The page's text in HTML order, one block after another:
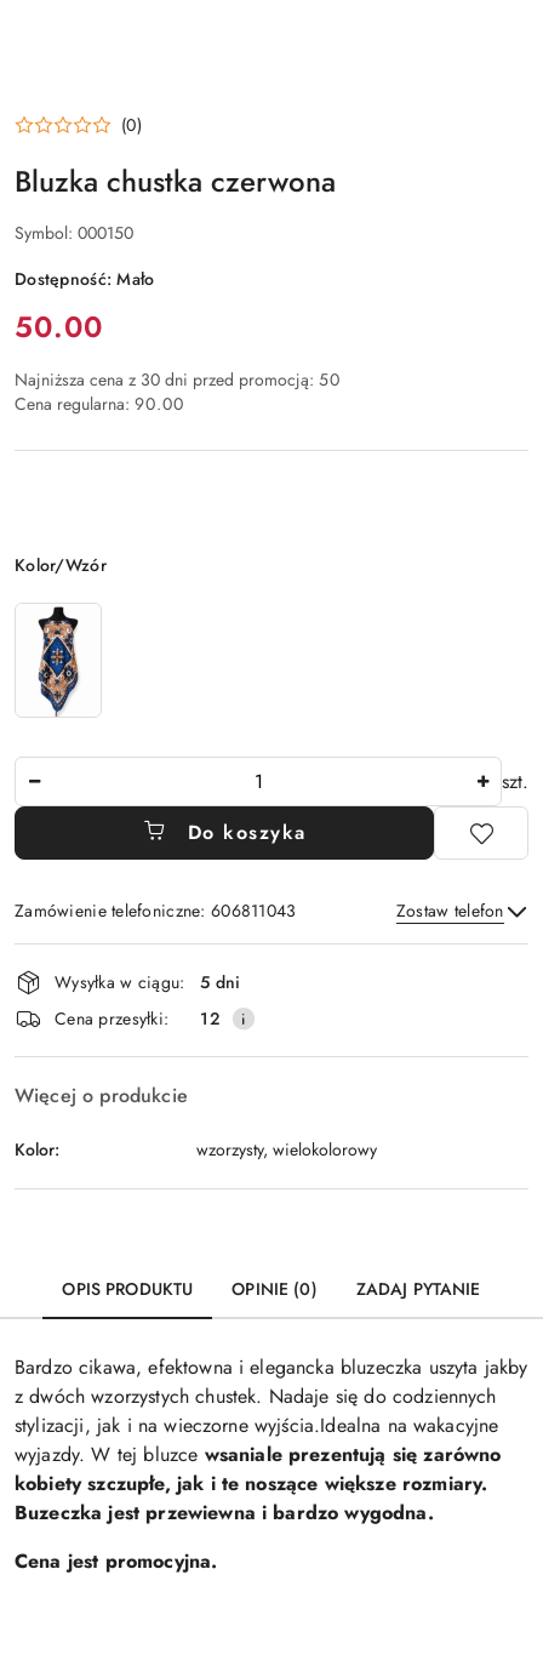
(0)
Bluzka chustka czerwona
Symbol: 000150
Dostępność:Mało
Cena:
50.00
Najniższa cena z 30 dni przed promocją: 50
Cena regularna: 90.00
Wariant
Kolor/Wzór
szt.
Do koszyka
Zamówienie telefoniczne: 606811043 Zostaw telefon
Wyślij
Dostępność
i
dostawa
Wysyłka w ciągu:
5 dni
Cena przesyłki:
12
Więcej o produkcie
Kolor: wzorzysty, wielokolorowy
OPIS PRODUKTU OPINIE (0) ZADAJ PYTANIE
Bardzo cikawa, efektowna i elegancka bluzeczka uszyta jakby
z dwóch wzorzystych chustek. Nadaje się do codziennych
stylizacji, jak i na wieczorne wyjścia.Idealna na wakacyjne
wyjazdy. W tej bluzce wsaniale prezentują się zarówno
kobiety szczupłe, jak i te noszące większe rozmiary.
Buzeczka jest przewiewna i bardzo wygodna.
Cena jest promocyjna.